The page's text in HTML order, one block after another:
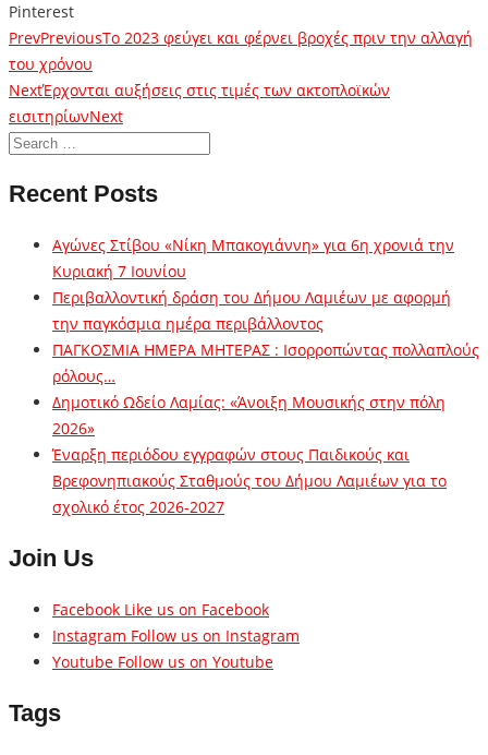
Pinterest
PrevPreviousΤο 2023 φεύγει και φέρνει βροχές πριν την αλλαγή
του χρόνου
NextΈρχονται αυξήσεις στις τιμές των ακτοπλοϊκών
εισιτηρίωνNext
Recent Posts
Αγώνες Στίβου «Νίκη Μπακογιάννη» για 6η χρονιά την
Κυριακή 7 Ιουνίου
Περιβαλλοντική δράση του Δήμου Λαμιέων με αφορμή
την παγκόσμια ημέρα περιβάλλοντος
ΠΑΓΚΟΣΜΙΑ ΗΜΕΡΑ ΜΗΤΕΡΑΣ : Ισορροπώντας πολλαπλούς
ρόλους…
Δημοτικό Ωδείο Λαμίας: «Άνοιξη Μουσικής στην πόλη
2026»
Έναρξη περιόδου εγγραφών στους Παιδικούς και
Βρεφονηπιακούς Σταθμούς του Δήμου Λαμιέων για το
σχολικό έτος 2026-2027
Join Us
Facebook Like us on Facebook
Instagram Follow us on Instagram
Youtube Follow us on Youtube
Tags